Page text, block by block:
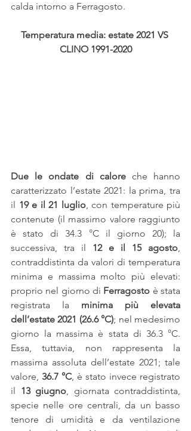
calda intorno a Ferragosto.
Temperatura media: estate 2021 VS
CLINO 1991-2020
Due le ondate di calore che hanno
caratterizzato l’estate 2021: la prima, tra
il 19 e il 21 luglio, con temperature più
contenute (il massimo valore raggiunto
è stato di 34.3 °C il giorno 20); la
successiva, tra il 12 e il 15 agosto
contraddistinta da valori di temperatura
minima e massima molto più elevati:
proprio nel giorno di Ferragosto è stata
registrata la minima più elevata
dell’estate 2021 (26.6 °C); nel medesimo
giorno la massima è stata di 36.3 °C.
Essa, tuttavia, non rappresenta la
massima assoluta dell’estate 2021; tale
valore, 36.7 °C, è stato invece registrato
il 13 giugno , giornata contraddistinta,
specie nelle ore centrali, da un basso
tenore di umidità e da ventilazione